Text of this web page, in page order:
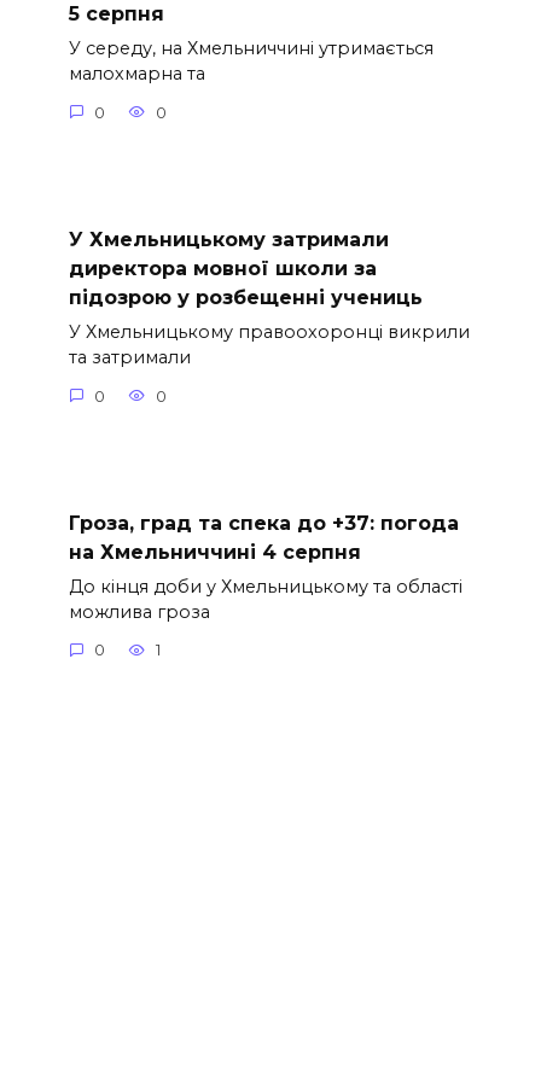
5 серпня
У середу, на Хмельниччині утримається
малохмарна та
0 0
У Хмельницькому затримали
директора мовної школи за
підозрою у розбещенні учениць
У Хмельницькому правоохоронці викрили
та затримали
0 0
Гроза, град та спека до +37: погода
на Хмельниччині 4 серпня
До кінця доби у Хмельницькому та області
можлива гроза
0 1